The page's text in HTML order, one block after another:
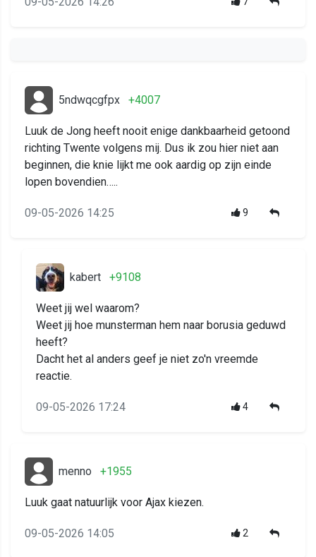
5ndwqcgfpx +4007
Luuk de Jong heeft nooit enige dankbaarheid getoond
richting Twente volgens mij. Dus ik zou hier niet aan
beginnen, die knie lijkt me ook aardig op zijn einde
lopen bovendien…..
09-05-2026 14:25 9
kabert +9108
Weet jij wel waarom?
Weet jij hoe munsterman hem naar borusia geduwd
heeft?
Dacht het al anders geef je niet zo'n vreemde
reactie.
09-05-2026 17:24 4
menno +1955
Luuk gaat natuurlijk voor Ajax kiezen.
09-05-2026 14:05 2